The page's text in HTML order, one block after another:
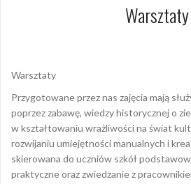
Warsztaty
Warsztaty
Przygotowane przez nas zajęcia mają
poprzez zabawę, wiedzy historycznej o
w kształtowaniu wrażliwości na świat
rozwijaniu umiejętności manualnych i
skierowana do uczniów szkół
praktyczne oraz zwiedzanie z